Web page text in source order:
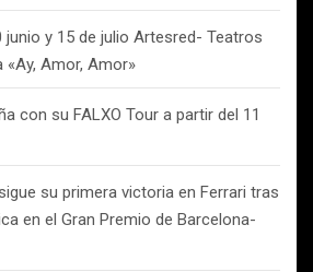
y 15 de julio Artesred- Teatros
Amor, Amor»
con su FALXO Tour a partir del 11
su primera victoria en Ferrari tras
en el Gran Premio de Barcelona-